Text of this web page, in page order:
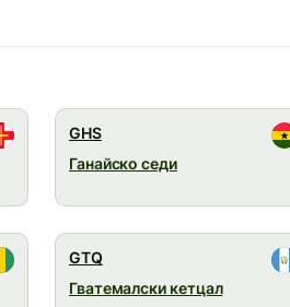
GHS
Ганайско седи
GTQ
Гватемалски кетцал